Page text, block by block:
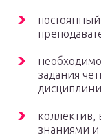
задания
коллектив,
знаниями